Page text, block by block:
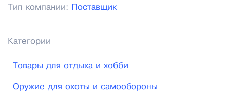
пополняется, а цены на нашем сайте выгодно
магазинов. Одна из ключевых задач для нас —
продолжаем оптимизировать нашу работу: мы
стараемся отправить заказ в течении суток
Тип компании: Поставщик
Категории
Товары для отдыха и хобби
Оружие для охоты и самообороны